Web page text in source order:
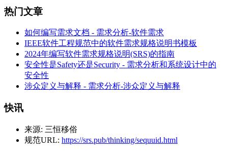
热门文章
如何编写需求文档 - 需求分析-软件需求
IEEE软件工程规范中的软件需求规格说明书模板
2024年编写软件需求规格说明(SRS)的指南
安全性是Safety还是Security - 需求分析和系统设计中的
安全性
涉众定义与解释 - 需求分析-涉众定义与解释
快讯
来源: 三恒移俗
规范URL: https://srs.pub/thinking/sequuid.html